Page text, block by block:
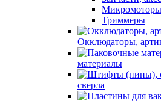
Микромоторы
Триммеры
Окклюдаторы,
материалы
сверла